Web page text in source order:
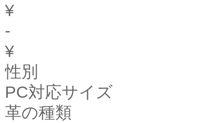
¥
-
¥
性別
PC対応サイズ
革の種類